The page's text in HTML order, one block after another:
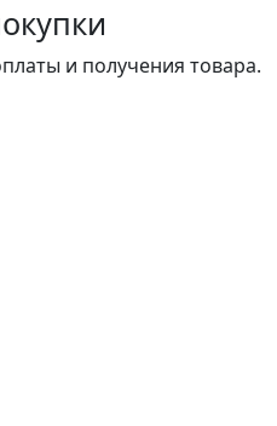
и получения товара.